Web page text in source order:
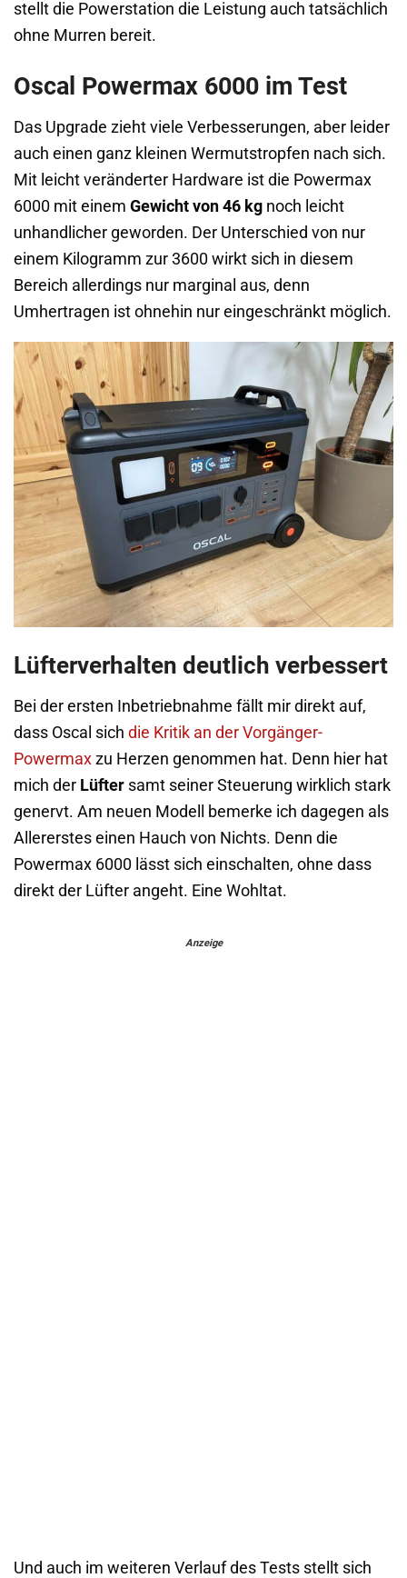
stellt die Powerstation die Leistung auch tatsächlich
ohne Murren bereit.
Oscal Powermax 6000 im Test
Das Upgrade zieht viele Verbesserungen, aber leider
auch einen ganz kleinen Wermutstropfen nach sich.
Mit leicht veränderter Hardware ist die Powermax
6000 mit einem Gewicht von 46 kg noch leicht
unhandlicher geworden. Der Unterschied von nur
einem Kilogramm zur 3600 wirkt sich in diesem
Bereich allerdings nur marginal aus, denn
Umhertragen ist ohnehin nur eingeschränkt möglich.
Lüfterverhalten deutlich verbessert
Bei der ersten Inbetriebnahme fällt mir direkt auf,
dass Oscal sich die Kritik an der Vorgänger-
Powermax zu Herzen genommen hat. Denn hier hat
mich der Lüfter samt seiner Steuerung wirklich stark
genervt. Am neuen Modell bemerke ich dagegen als
Allererstes einen Hauch von Nichts. Denn die
Powermax 6000 lässt sich einschalten, ohne dass
direkt der Lüfter angeht. Eine Wohltat.
Anzeige
Und auch im weiteren Verlauf des Tests stellt sich